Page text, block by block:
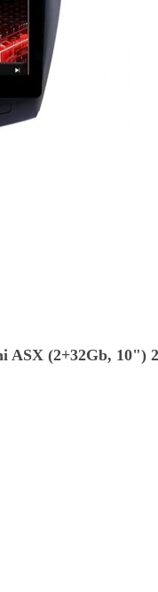
(2+32Gb, 10")